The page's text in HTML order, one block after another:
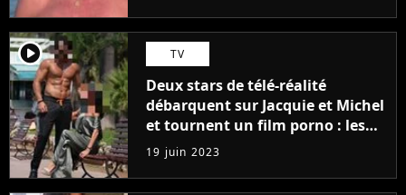
player2 TV
Deux stars de télé-réalité
débarquent sur Jacquie et Michel
et tournent un film porno : les
premières images du tournage
(exclu)
19 juin 2023